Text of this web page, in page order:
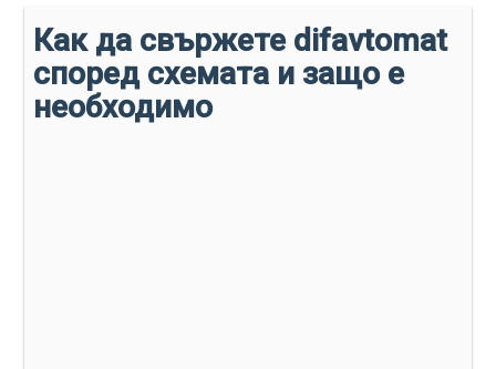
Как да свържете difavtomat
според схемата и защо е
необходимо